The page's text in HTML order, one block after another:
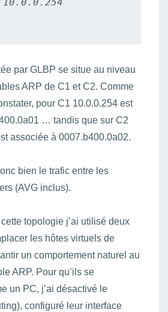
par GLBP se situe au niveau
ARP de C1 et C2. Comme
pour C1 10.0.0.254 est
… tandis que sur C2
associée à 0007.b400.0a02.
bien le trafic entre les
(AVG inclus).
topologie j’ai utilisé deux
les hôtes virtuels de
un comportement naturel au
ARP. Pour qu’ils se
un PC, j’ai désactivé le
configuré leur interface